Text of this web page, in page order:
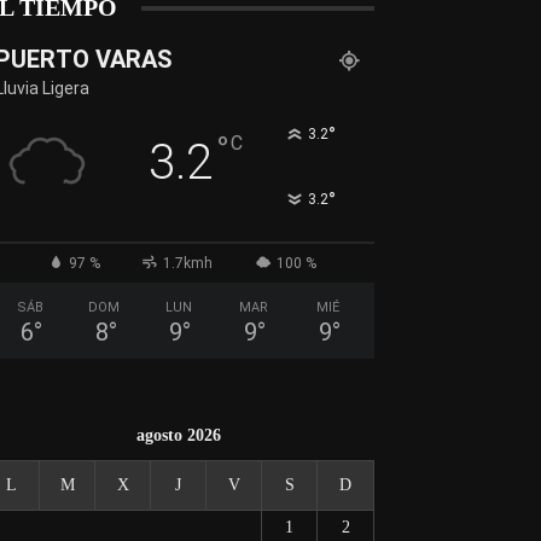
TIEMPO
VARAS
Ligera
3.2°C 3.2°
3.2°
97 % 1.7kmh 100 %
SÁB
6°
DOM
8°
LUN
9°
MAR
9°
MIÉ
9°
agosto 2026
L M X J V S D
1 2